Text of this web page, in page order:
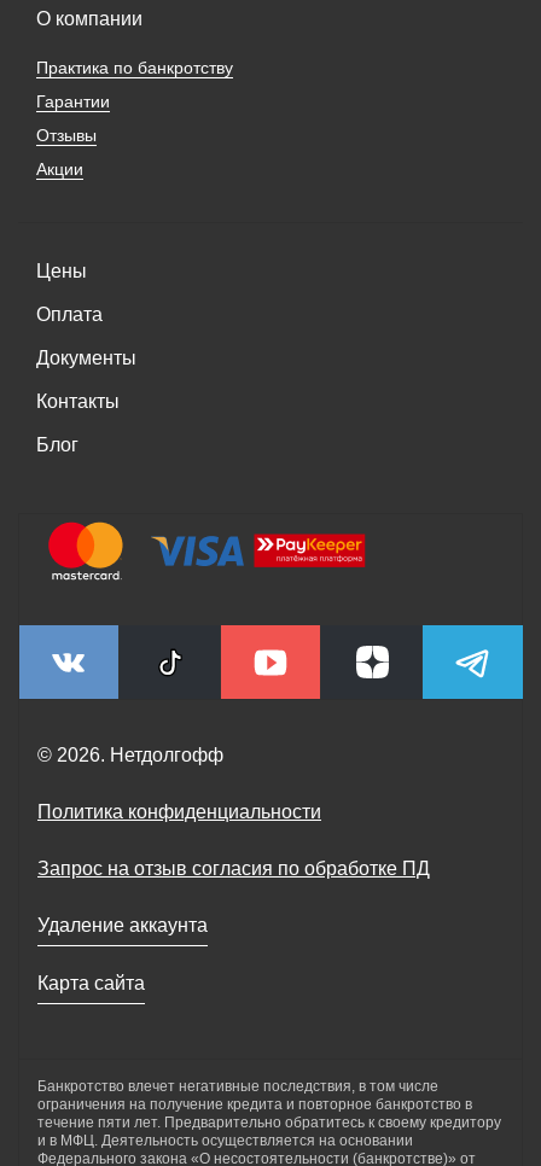
О компании
Практика по банкротству
Гарантии
Отзывы
Акции
Цены
Оплата
Документы
Контакты
Блог
© 2026. Нетдолгофф
Политика конфиденциальности
Запрос на отзыв согласия по обработке ПД
Удаление аккаунта
Карта сайта
Банкротство влечет негативные последствия, в том числе
ограничения на получение кредита и повторное банкротство в
течение пяти лет. Предварительно обратитесь к своему кредитору
и в МФЦ. Деятельность осуществляется на основании
Федерального закона «О несостоятельности (банкротстве)» от